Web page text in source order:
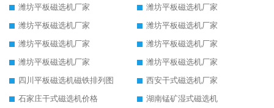
潍坊平板磁选机厂家
潍坊平板磁选机厂家
潍坊平板磁选机厂家
潍坊平板磁选机厂家
潍坊平板磁选机厂家
潍坊平板磁选机厂家
潍坊平板磁选机厂家
潍坊平板磁选机厂家
四川平板磁选机磁铁排列图
西安干式磁选机厂家
石家庄干式磁选机价格
湖南锰矿湿式磁选机